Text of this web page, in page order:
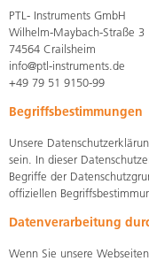
PTL- Instruments GmbH
Wilhelm-Maybach-Straße 3
74564 Crailsheim
info@ptl-instruments.de
+49 79 51 9150-99
Begriffsbestimmungen
Unsere
sein. In dieser
Begriffe der
offiziellen
Datenverarbeitung
Wenn Sie unsere